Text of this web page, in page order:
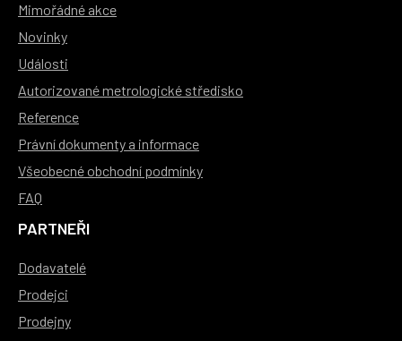
Mimořádné akce
Novinky
Události
Autorizované metrologické středisko
Reference
Právní dokumenty a informace
Všeobecné obchodní podmínky
FAQ
PARTNEŘI
Dodavatelé
Prodejci
Prodejny